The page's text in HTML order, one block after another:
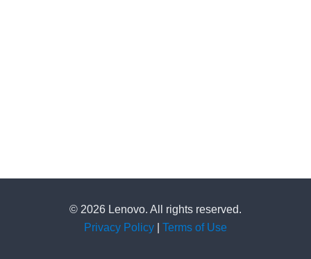
© 2026 Lenovo. All rights reserved.
Privacy Policy
Terms of Use